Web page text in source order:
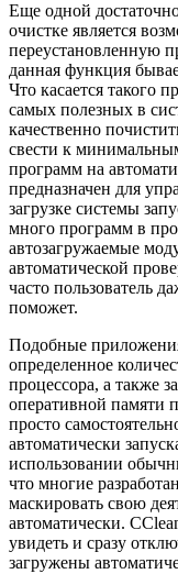
Еще одной
очистке является
переустановленную
данная функция
Что касается такого
самых полезных в
качественно
свести к
программ на
предназначен для
загрузке системы
много программ в
автозагружаемые
автоматической
часто пользователь
поможет.
Подобные
определенное
процессора, а также
оперативной памяти
просто
автоматически
использовании
что многие
маскировать свою
автоматически.
увидеть и сразу
загружены